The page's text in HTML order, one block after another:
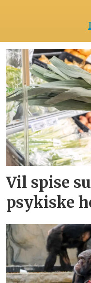
Vil spise
psykiske